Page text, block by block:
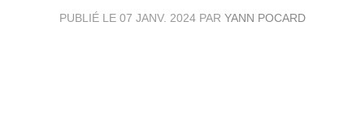
PUBLIÉ LE 07 JANV. 2024PAR YANN POCARD